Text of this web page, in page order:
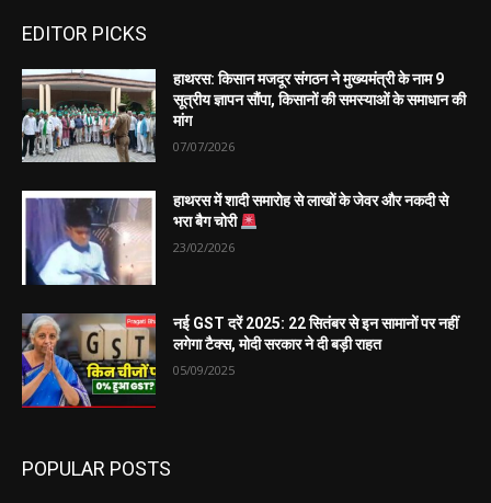
EDITOR PICKS
हाथरस: किसान मजदूर संगठन ने मुख्यमंत्री के नाम 9
सूत्रीय ज्ञापन सौंपा, किसानों की समस्याओं के समाधान की
मांग
07/07/2026
हाथरस में शादी समारोह से लाखों के जेवर और नकदी से
भरा बैग चोरी
23/02/2026
नई GST दरें 2025: 22 सितंबर से इन सामानों पर नहीं
लगेगा टैक्स, मोदी सरकार ने दी बड़ी राहत
05/09/2025
POPULAR POSTS